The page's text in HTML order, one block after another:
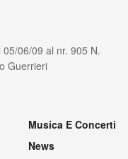
06/09 al nr. 905 N.
Guerrieri
Musica E Concerti
News